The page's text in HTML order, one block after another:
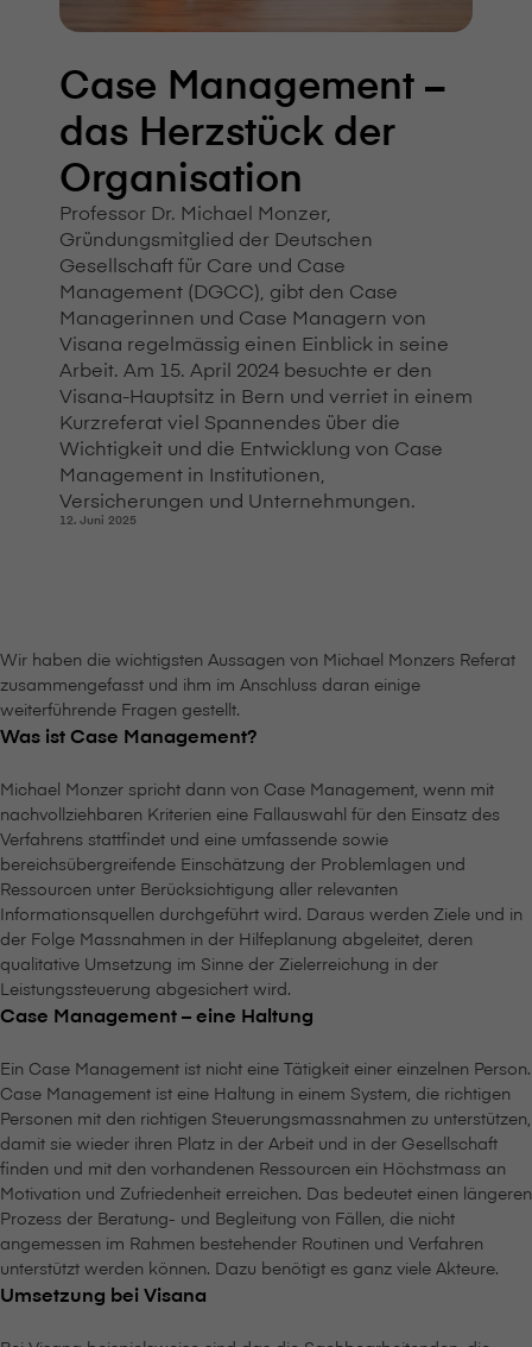
Case Management –
das Herzstück der
Organisation
Professor Dr. Michael Monzer,
Gründungsmitglied der Deutschen
Gesellschaft für Care und Case
Management (DGCC), gibt den Case
Managerinnen und Case Managern von
V⁠i⁠s⁠a⁠n⁠a regelmässig einen Einblick in seine
Arbeit. Am 15. April 2024 besuchte er den
V⁠i⁠s⁠a⁠n⁠a-Hauptsitz in Bern und verriet in einem
Kurzreferat viel Spannendes über die
Wichtigkeit und die Entwicklung von Case
Management in Institutionen,
Versicherungen und Unternehmungen.
12. Juni 2025
Wir haben die wichtigsten Aussagen von Michael Monzers Referat
zusammengefasst und ihm im Anschluss daran einige
weiterführende Fragen gestellt.
Was ist Case Management?
Michael Monzer spricht dann von Case Management, wenn mit
nachvollziehbaren Kriterien eine Fallauswahl für den Einsatz des
Verfahrens stattfindet und eine umfassende sowie
bereichsübergreifende Einschätzung der Problemlagen und
Ressourcen unter Berücksichtigung aller relevanten
Informationsquellen durchgeführt wird. Daraus werden Ziele und in
der Folge Massnahmen in der Hilfeplanung abgeleitet, deren
qualitative Umsetzung im Sinne der Zielerreichung in der
Leistungssteuerung abgesichert wird.
Case Management – eine Haltung
Ein Case Management ist nicht eine Tätigkeit einer einzelnen Person.
Case Management ist eine Haltung in einem System, die richtigen
Personen mit den richtigen Steuerungsmassnahmen zu unterstützen,
damit sie wieder ihren Platz in der Arbeit und in der Gesellschaft
finden und mit den vorhandenen Ressourcen ein Höchstmass an
Motivation und Zufriedenheit erreichen. Das bedeutet einen längeren
Prozess der Beratung- und Begleitung von Fällen, die nicht
angemessen im Rahmen bestehender Routinen und Verfahren
unterstützt werden können. Dazu benötigt es ganz viele Akteure.
Umsetzung bei V⁠i⁠s⁠a⁠n⁠a